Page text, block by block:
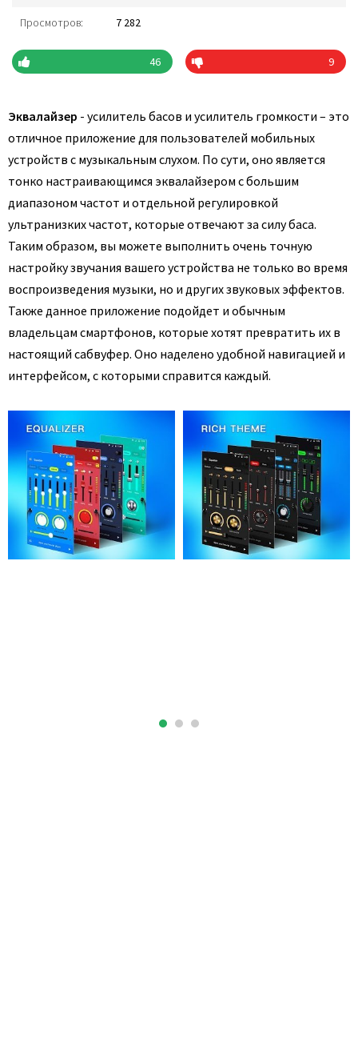
Просмотров: 7 282
46 9
Эквалайзер - усилитель басов и усилитель громкости – это
отличное приложение для пользователей мобильных
устройств с музыкальным слухом. По сути, оно является
тонко настраивающимся эквалайзером с большим
диапазоном частот и отдельной регулировкой
ультранизких частот, которые отвечают за силу баса.
Таким образом, вы можете выполнить очень точную
настройку звучания вашего устройства не только во время
воспроизведения музыки, но и других звуковых эффектов.
Также данное приложение подойдет и обычным
владельцам смартфонов, которые хотят превратить их в
настоящий сабвуфер. Оно наделено удобной навигацией и
интерфейсом, с которыми справится каждый.